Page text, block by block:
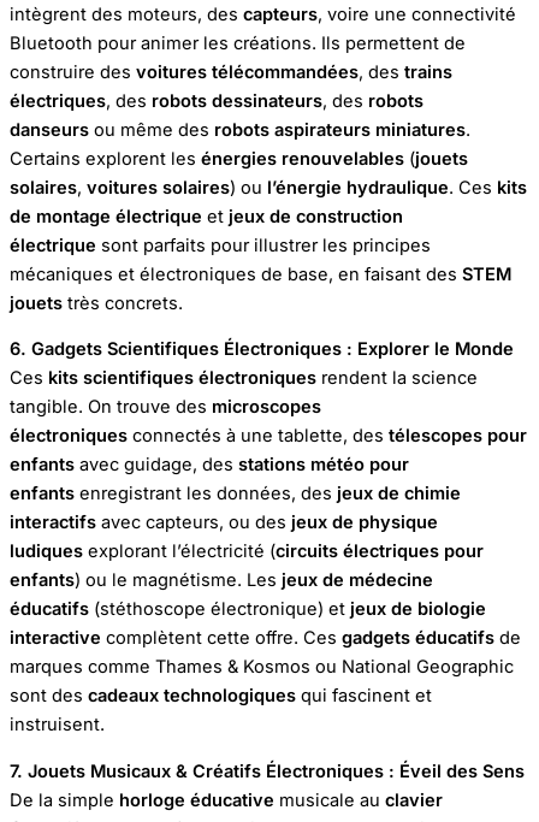
intègrent des moteurs, des capteurs, voire une connectivité
Bluetooth pour animer les créations. Ils permettent de
construire des voitures télécommandées, des trains
électriques, des robots dessinateurs, des robots
danseurs ou même des robots aspirateurs miniatures.
Certains explorent les énergies renouvelables (jouets
solaires, voitures solaires) ou l’énergie hydraulique. Ces kits
de montage électrique et jeux de construction
électrique sont parfaits pour illustrer les principes
mécaniques et électroniques de base, en faisant des STEM
jouets très concrets.
6. Gadgets Scientifiques Électroniques : Explorer le Monde
Ces kits scientifiques électroniques rendent la science
tangible. On trouve des microscopes
électroniques connectés à une tablette, des télescopes pour
enfants avec guidage, des stations météo pour
enfants enregistrant les données, des jeux de chimie
interactifs avec capteurs, ou des jeux de physique
ludiques explorant l’électricité (circuits électriques pour
enfants) ou le magnétisme. Les jeux de médecine
éducatifs (stéthoscope électronique) et jeux de biologie
interactive complètent cette offre. Ces gadgets éducatifs de
marques comme Thames & Kosmos ou National Geographic
sont des cadeaux technologiques qui fascinent et
instruisent.
7. Jouets Musicaux & Créatifs Électroniques : Éveil des Sens
De la simple horloge éducative musicale au clavier